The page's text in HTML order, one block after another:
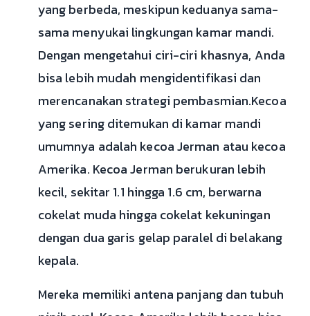
yang berbeda, meskipun keduanya sama-
sama menyukai lingkungan kamar mandi.
Dengan mengetahui ciri-ciri khasnya, Anda
bisa lebih mudah mengidentifikasi dan
merencanakan strategi pembasmian.Kecoa
yang sering ditemukan di kamar mandi
umumnya adalah kecoa Jerman atau kecoa
Amerika. Kecoa Jerman berukuran lebih
kecil, sekitar 1.1 hingga 1.6 cm, berwarna
cokelat muda hingga cokelat kekuningan
dengan dua garis gelap paralel di belakang
kepala.
Mereka memiliki antena panjang dan tubuh